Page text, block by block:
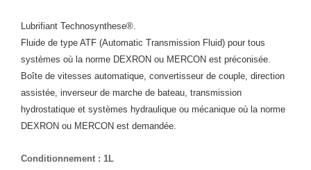
Lubrifiant Technosynthese®.
Fluide de type ATF (Automatic Transmission Fluid) pour tous
systèmes où la norme DEXRON ou MERCON est préconisée.
Boîte de vitesses automatique, convertisseur de couple, direction
assistée, inverseur de marche de bateau, transmission
hydrostatique et systèmes hydraulique ou mécanique où la norme
DEXRON ou MERCON est demandée.
Conditionnement : 1L